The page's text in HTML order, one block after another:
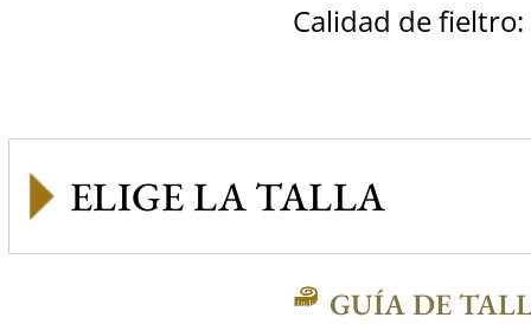
Calidad de fieltro:
GUÍA DE